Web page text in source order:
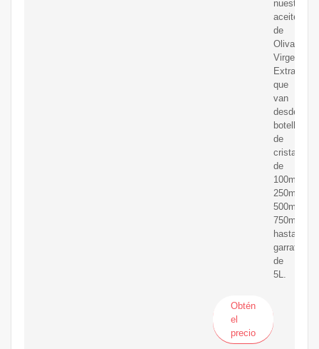
nuestro
aceites
de
Oliva
Virgen
Extra
que
van
desde
botellas
de
cristal
de
100ml,
250ml,
500ml,
750ml
hasta
garrafas
de
5L.
Obtén
el
precio